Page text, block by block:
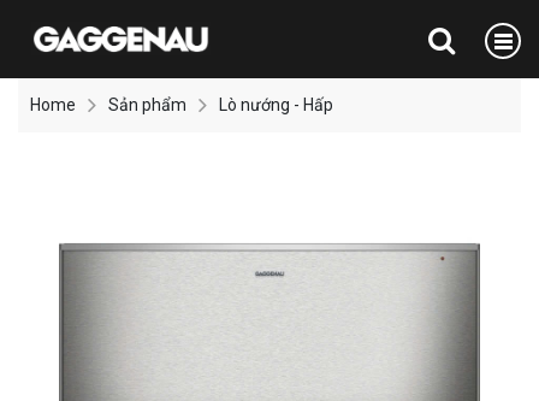
Home Sản phẩm Lò nướng - Hấp